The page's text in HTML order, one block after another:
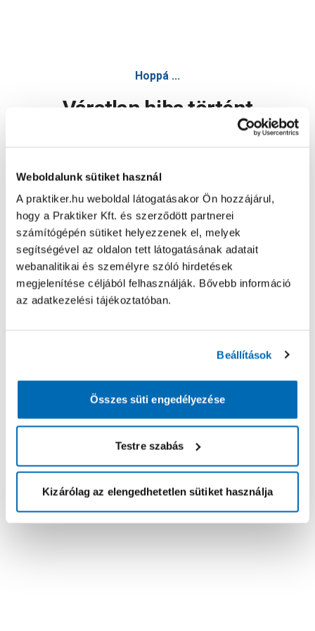
Weboldalunk sütiket használ
A praktiker.hu weboldal látogatásakor Ön hozzájárul,
hogy a Praktiker Kft. és szerződött partnerei
számítógépén sütiket helyezzenek el, melyek
segítségével az oldalon tett látogatásának adatait
webanalitikai és személyre szóló hirdetések
megjelenítése céljából felhasználják. Bővebb információ
az adatkezelési tájékoztatóban.
Beállítások
Összes süti engedélyezése
Testre szabás
Kizárólag az elengedhetetlen sütiket használja
Hoppá ...
Váratlan hiba történt
Oldal újratöltése